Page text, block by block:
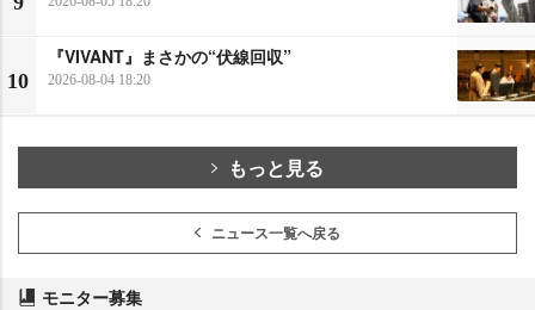
10
『VIVANT』まさかの“伏線回収”
2026-08-04 18:20
もっと見る
ニュース一覧へ戻る
モニター募集